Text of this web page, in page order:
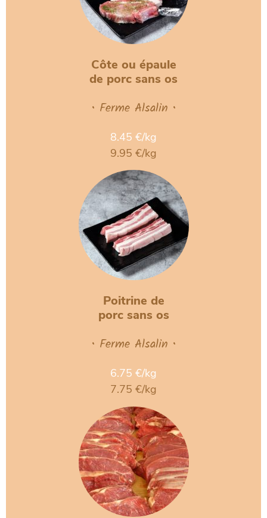
Côte ou épaule
de porc sans os
• Ferme Alsalin •
8.45 €/kg
9.95 €/kg
Poitrine de
porc sans os
• Ferme Alsalin •
6.75 €/kg
7.75 €/kg